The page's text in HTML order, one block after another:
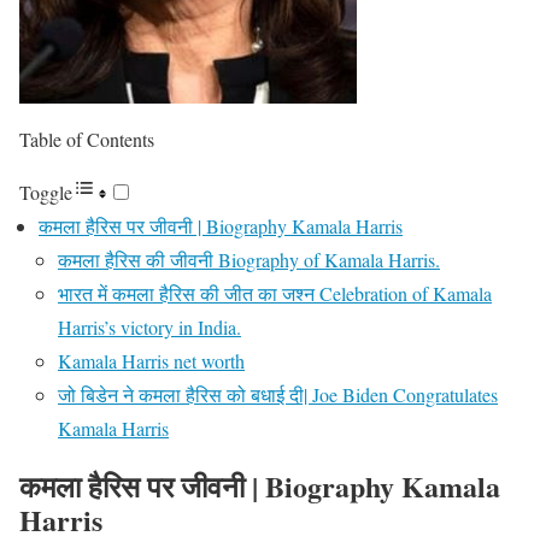
Table of Contents
Toggle
कमला हैरिस पर जीवनी | Biography Kamala Harris
कमला हैरिस की जीवनी Biography of Kamala Harris.
भारत में कमला हैरिस की जीत का जश्न Celebration of Kamala
Harris’s victory in India.
Kamala Harris net worth
जो बिडेन ने कमला हैरिस को बधाई दी| Joe Biden Congratulates
Kamala Harris
कमला हैरिस पर जीवनी | Biography Kamala
Harris